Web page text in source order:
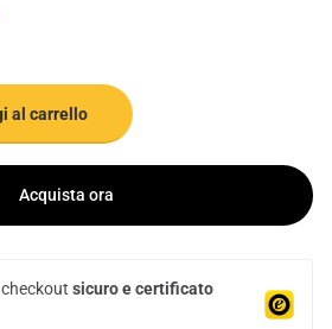
al carrello
Acquista ora
sicuro e certificato